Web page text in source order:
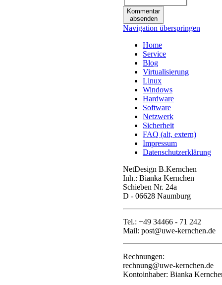
Kommentar
absenden
Navigation überspringen
Home
Service
Blog
Virtualisierung
Linux
Windows
Hardware
Software
Netzwerk
Sicherheit
FAQ (alt, extern)
Impressum
Datenschutzerklärung
NetDesign B.Kernchen
Inh.: Bianka Kernchen
Schieben Nr. 24a
D - 06628 Naumburg
Tel.: +49 34466 - 71 242
Mail: post@uwe-kernchen.de
Rechnungen:
rechnung@uwe-kernchen.de
Kontoinhaber: Bianka